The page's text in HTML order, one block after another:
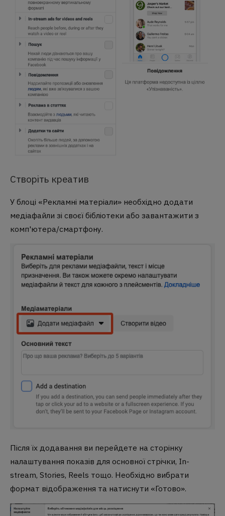
Створіть креатив
У блоці «Рекламні матеріали» необхідно додати
медіафайли зі своєї бібліотеки або завантажити з
комп'ютера/смартфону.
Після їх додавання ви перейдете на сторінку
налаштування показів для основної стрічки, In-
stream, Stories, Reels тощо. Необхідно вибрати
формат відображення та натиснути «Готово».